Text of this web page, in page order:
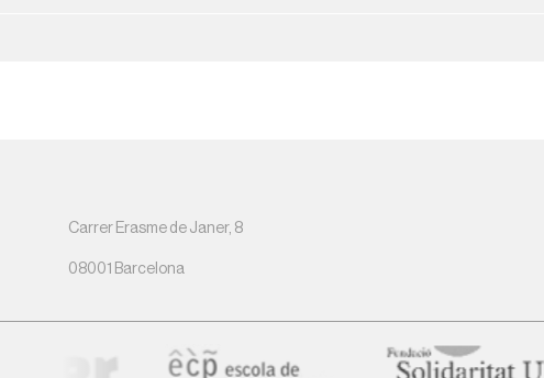
Carrer Erasme de Janer, 8
08001 Barcelona